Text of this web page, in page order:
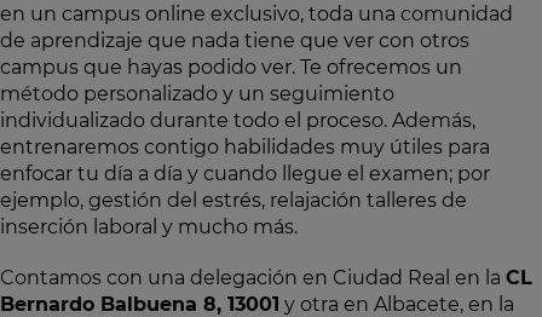
en un campus online exclusivo, toda una comunidad
de aprendizaje que nada tiene que ver con otros
campus que hayas podido ver. Te ofrecemos un
método personalizado y un seguimiento
individualizado durante todo el proceso. Además,
entrenaremos contigo habilidades muy útiles para
enfocar tu día a día y cuando llegue el examen; por
ejemplo, gestión del estrés, relajación talleres de
inserción laboral y mucho más.
Contamos con una delegación en Ciudad Real en la CL
Bernardo Balbuena 8, 13001 y otra en Albacete, en la